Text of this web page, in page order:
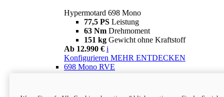
Hypermotard 698 Mono
77,5 PS Leistung
63 Nm Drehmoment
151 kg Gewicht ohne Kraftstoff
Ab 12.990 € i
Konfigurieren MEHR ENTDECKEN
698 Mono RVE
77,5 PS
Leistung